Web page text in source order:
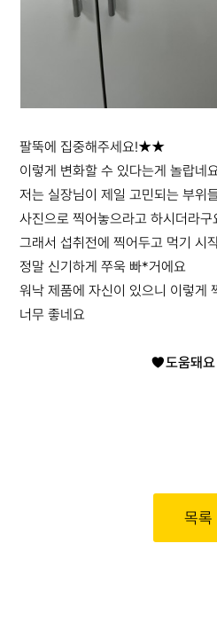
팔뚝에 집중해주세요!★★
이렇게 변화할 수 있다는게 놀랍네
저는 실장님이 제일 고민되는 부위
사진으로 찍어놓으라고 하시더라구
그래서 섭취전에 찍어두고 먹기 시
정말 신기하게 쭈욱 빠*거에요
워낙 제품에 자신이 있으니 이렇게
너무 좋네요
도움돼요
목록